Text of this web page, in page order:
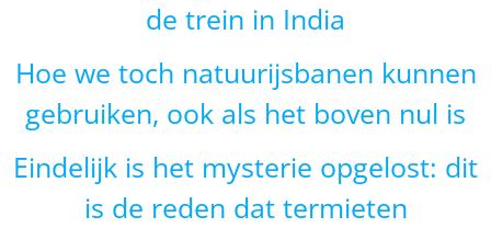
de trein in India
Hoe we toch natuurijsbanen kunnen
gebruiken, ook als het boven nul is
Eindelijk is het mysterie opgelost: dit
is de reden dat termieten